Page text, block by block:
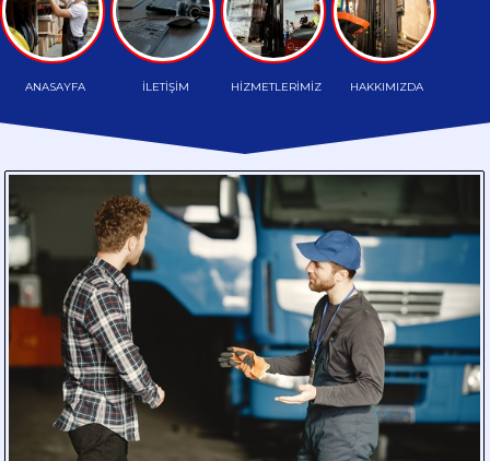
HAFRİYAT
TAŞIMA
TAŞIMA
HAMMADDE
TAŞIMA
PARÇA
YÜK
TAŞIMA
DÖKME
YÜK
ANASAYFA İLETİŞİM HİZMETLERİMİZ HAKKIMIZDA